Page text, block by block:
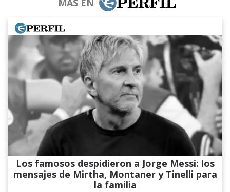
MÁS EN
Los famosos despidieron a Jorge Messi: los
mensajes de Mirtha, Montaner y Tinelli para
la familia